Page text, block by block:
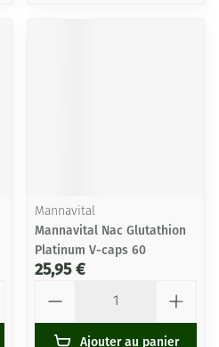
Mannavital
Mannavital Nac Glutathion
Platinum V-caps 60
25,95 €
Ajouter au panier